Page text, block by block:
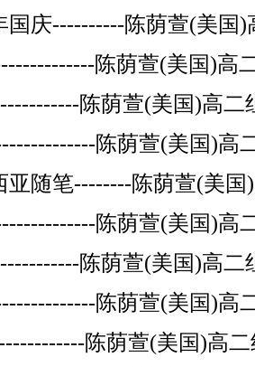
国庆----------陈荫萱(美国
陈荫萱(美国)高
陈荫萱(美国)高二
陈荫萱(美国)高
亚随笔--------陈荫萱(美
陈荫萱(美国)高
陈荫萱(美国)高二
陈荫萱(美国)高
陈荫萱(美国)高